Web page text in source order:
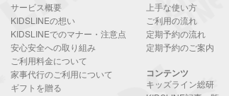
サービス概要
KIDSLINEの想い
KIDSLINEでのマナー・注意点
安心安全への取り組み
ご利用料金について
家事代行のご利用について
ギフトを贈る
上手な使い方
ご利用の流れ
定期予約の流れ
定期予約のご案内
コンテンツ
キッズライン総研